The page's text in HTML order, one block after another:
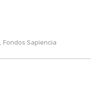
Fondos Sapiencia